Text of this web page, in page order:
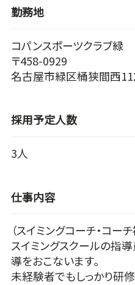
勤務地
コパンスポーツクラブ緑
〒458-0929
名古屋市緑区桶狭間西
採用予定人数
3人
仕事内容
（スイミングコーチ・コーチ
スイミングスクールの指
導をおこないます。
未経験者でもしっかり研